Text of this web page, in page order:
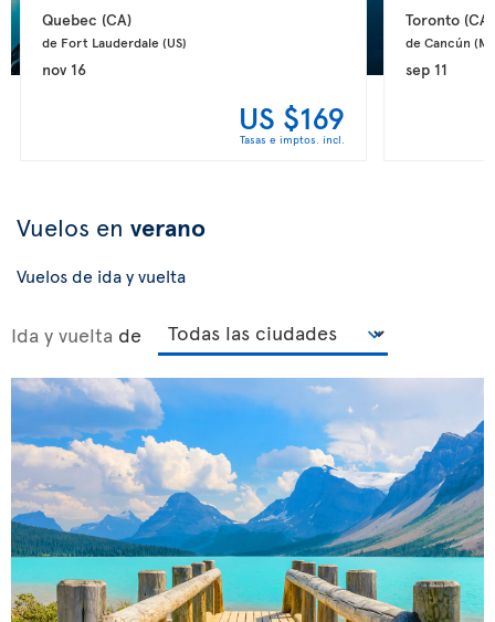
Quebec (CA)
de Fort Lauderdale (US)
nov 16
US $169
Tasas e imptos. incl.
Toronto (CA)
de Cancún
sep 11
Vuelos en verano
Vuelos de ida y vuelta
Ida y vuelta de